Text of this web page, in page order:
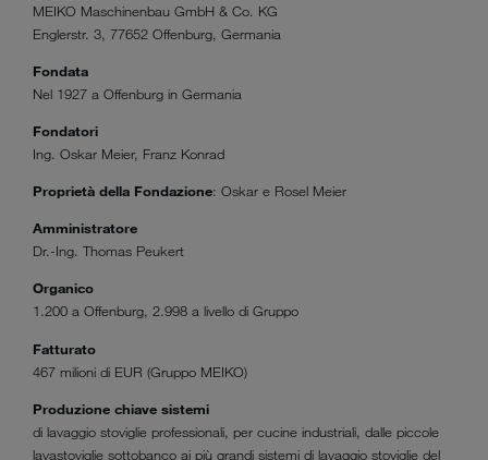
MEIKO Maschinenbau GmbH & Co. KG
Englerstr. 3, 77652 Offenburg, Germania
Fondata
Nel 1927 a Offenburg in Germania
Fondatori
Ing. Oskar Meier, Franz Konrad
Proprietà della Fondazione: Oskar e Rosel Meier
Amministratore
Dr.-Ing. Thomas Peukert
Organico
1.200 a Offenburg, 2.998 a livello di Gruppo
Fatturato
467 milioni di EUR (Gruppo MEIKO)
Produzione chiave sistemi
di lavaggio stoviglie professionali, per cucine industriali, dalle piccole
lavastoviglie sottobanco ai più grandi sistemi di lavaggio stoviglie del